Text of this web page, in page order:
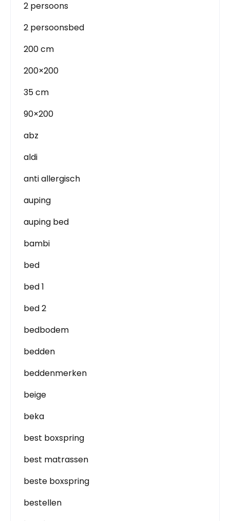
2 persoons
2 persoonsbed
200 cm
200×200
35 cm
90×200
abz
aldi
anti allergisch
auping
auping bed
bambi
bed
bed 1
bed 2
bedbodem
bedden
beddenmerken
beige
beka
best boxspring
best matrassen
beste boxspring
bestellen